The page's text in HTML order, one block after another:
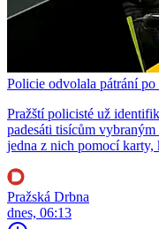
Policie odvolala pátrání
Pražští policisté už
padesáti tisícům
jedna z nich pomocí karty,
Pražská Drbna
dnes, 06:13